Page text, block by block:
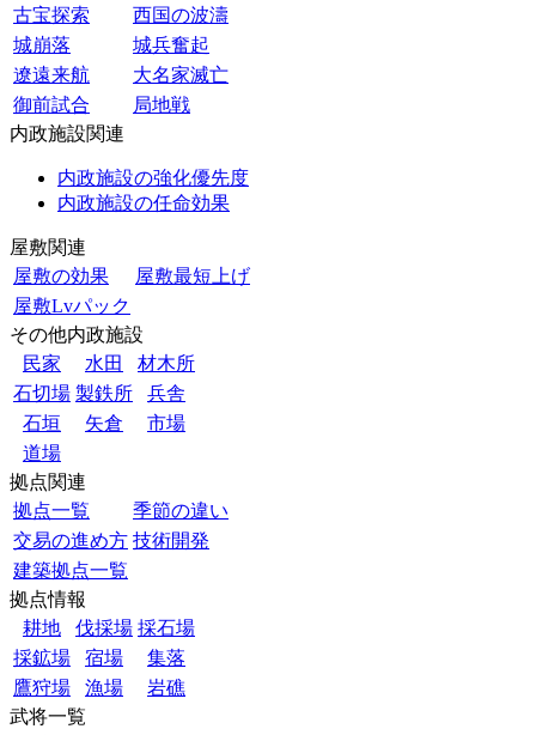
古宝探索
西国の波濤
城崩落
城兵奮起
遼遠来航
大名家滅亡
御前試合
局地戦
内政施設関連
内政施設の強化優先度
内政施設の任命効果
屋敷関連
屋敷の効果
屋敷最短上げ
屋敷Lvパック
その他内政施設
民家
水田
材木所
石切場 製鉄所
兵舎
石垣
矢倉
市場
道場
拠点関連
拠点一覧
季節の違い
交易の進め方 技術開発
建築拠点一覧
拠点情報
耕地
伐採場 採石場
採鉱場
宿場
集落
鷹狩場
漁場
岩礁
武将一覧